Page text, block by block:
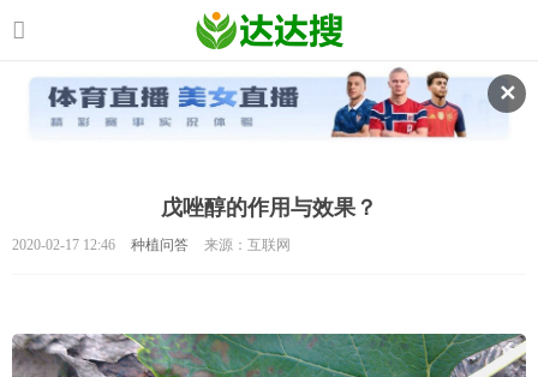
✕
戊唑醇的作用与效果？
2020-02-17 12:46 种植问答 来源：互联网